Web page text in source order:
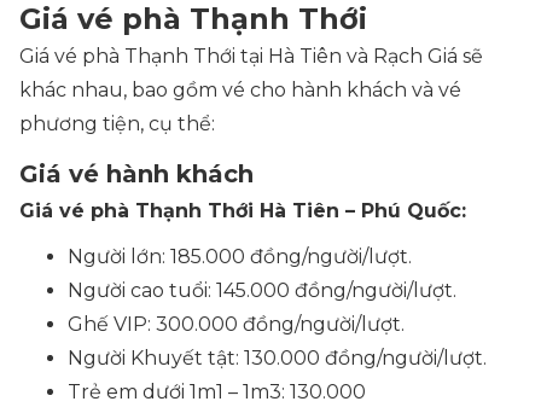
Giá vé phà Thạnh Thới
Giá vé phà Thạnh Thới tại Hà Tiên và Rạch Giá sẽ
khác nhau, bao gồm vé cho hành khách và vé
phương tiện, cụ thể:
Giá vé hành khách
Giá vé phà Thạnh Thới Hà Tiên – Phú Quốc:
Người lớn: 185.000 đồng/người/lượt.
Người cao tuổi: 145.000 đồng/người/lượt.
Ghế VIP: 300.000 đồng/người/lượt.
Người Khuyết tật: 130.000 đồng/người/lượt.
Trẻ em dưới 1m1 – 1m3: 130.000